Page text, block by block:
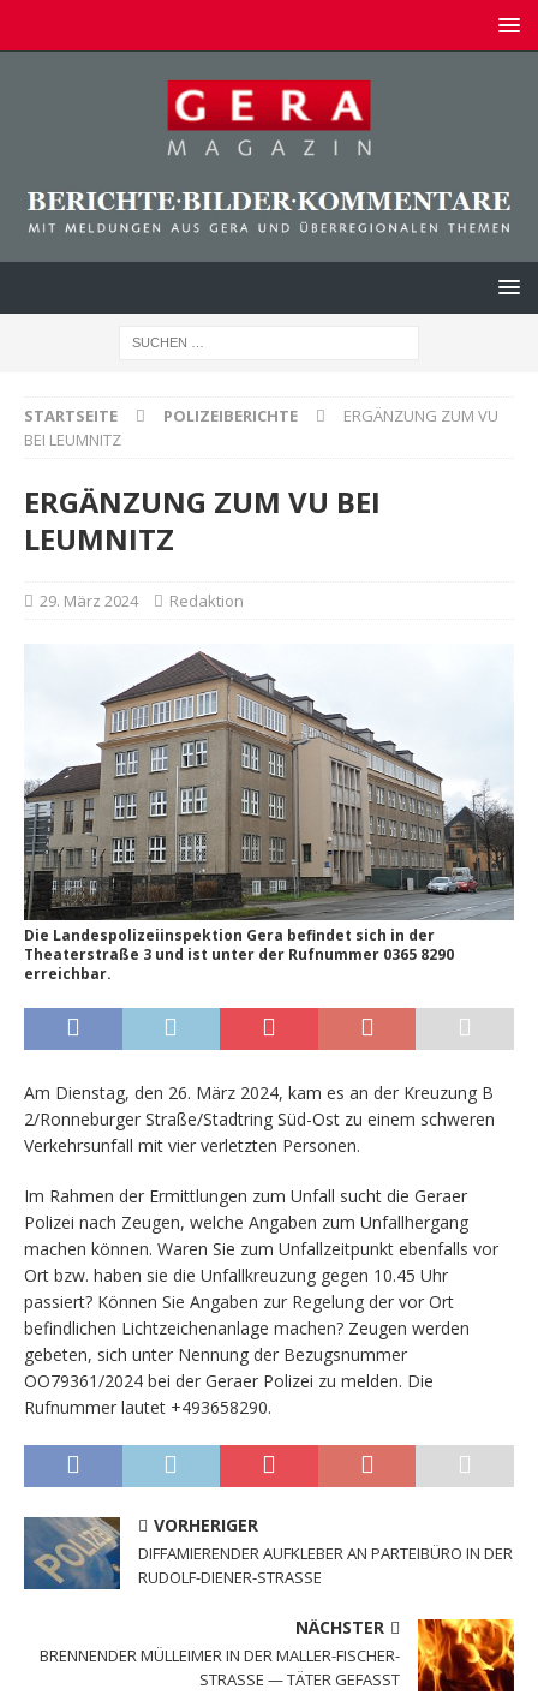
STARTSEITE POLIZEIBERICHTE
ERGÄNZUNG ZUM VU
BEI LEUMNITZ
ERGÄNZUNG ZUM VU BEI
LEUMNITZ
29. März 2024 Redaktion
Die Landespolizeiinspektion Gera befindet sich in der
Theaterstraße 3 und ist unter der Rufnummer 0365 8290
erreichbar.
Am Dienstag, den 26. März 2024, kam es an der Kreuzung B
2/Ronneburger Straße/Stadtring Süd-Ost zu einem schweren
Verkehrsunfall mit vier verletzten Personen.
Im Rahmen der Ermittlungen zum Unfall sucht die Geraer
Polizei nach Zeugen, welche Angaben zum Unfallhergang
machen können. Waren Sie zum Unfallzeitpunkt ebenfalls vor
Ort bzw. haben sie die Unfallkreuzung gegen 10.45 Uhr
passiert? Können Sie Angaben zur Regelung der vor Ort
befindlichen Lichtzeichenanlage machen? Zeugen werden
gebeten, sich unter Nennung der Bezugsnummer
OO79361/2024 bei der Geraer Polizei zu melden. Die
Rufnummer lautet +493658290.
VORHERIGER
DIFFAMIERENDER AUFKLEBER AN PARTEIBÜRO IN DER
RUDOLF-DIENER-STRASSE
NÄCHSTER
BRENNENDER MÜLLEIMER IN DER MALLER-FISCHER-
STRASSE — TÄTER GEFASST